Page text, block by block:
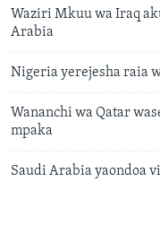
Waziri Mkuu wa Iraq
Arabia
Nigeria yerejesha raia
Wananchi wa Qatar
mpaka
Saudi Arabia yaondoa